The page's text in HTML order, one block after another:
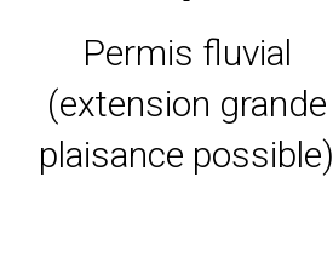
Permis fluvial
(extension grande
plaisance possible)